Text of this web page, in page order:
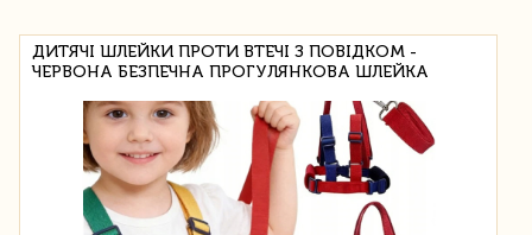
ДИТЯЧІ ШЛЕЙКИ ПРОТИ ВТЕЧІ З ПОВІДКОМ -
ЧЕРВОНА БЕЗПЕЧНА ПРОГУЛЯНКОВА ШЛЕЙКА